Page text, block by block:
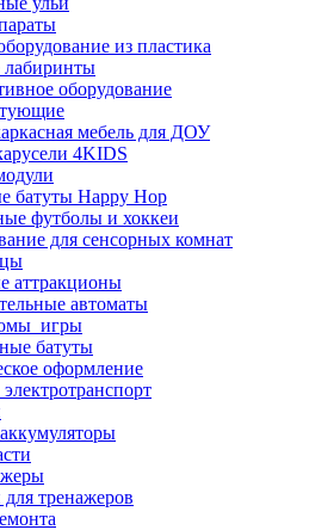
из пластика
оборудование
мебель для ДОУ
4KIDS
батуты Happy Hop
футболы и хоккеи
для сенсорных комнат
аттракционы
автоматы
батуты
оформление
для тренажеров